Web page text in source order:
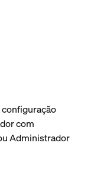
com
Administrador